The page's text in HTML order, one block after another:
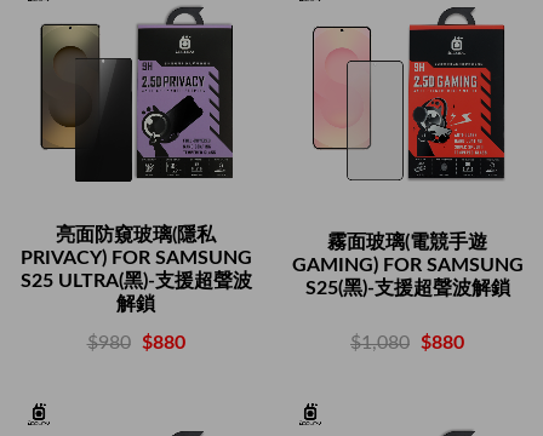
亮面防窺玻璃(隱私
PRIVACY) FOR SAMSUNG
S25 ULTRA(黑)-支援超聲波
解鎖
$980 $880
霧面玻璃(電競手遊
GAMING) FOR SAMSUNG
S25(黑)-支援超聲波解鎖
$1,080 $880